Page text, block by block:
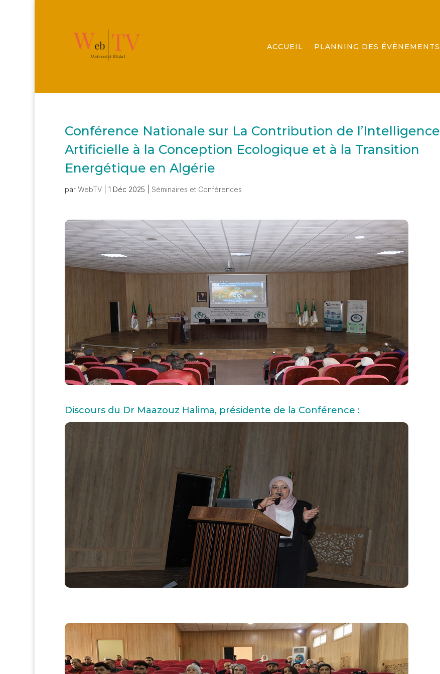
ACCUEIL PLANNING DES ÉVÈNEMENTS
Conférence Nationale sur La Contribution de l’Intelligence
Artificielle à la Conception Ecologique et à la Transition
Energétique en Algérie
parWebTV |1 Déc 2025 Séminaires et Conférences
Discours du Dr Maazouz Halima, présidente de la Conférence :